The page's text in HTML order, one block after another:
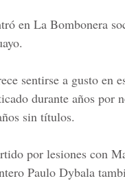
en La Bombonera
sentirse a gusto en
durante años por
sin títulos.
por lesiones con
Paulo Dybala